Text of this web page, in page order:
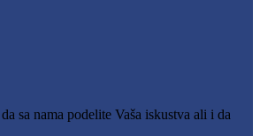
sa nama podelite Vaša iskustva ali i da